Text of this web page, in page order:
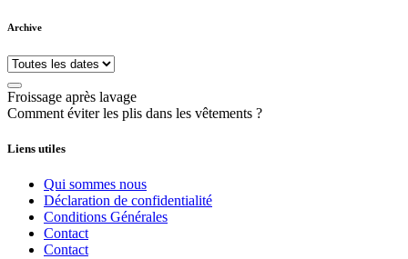
Archive
Froissage après lavage
Comment éviter les plis dans les vêtements ?
Liens utiles
Qui sommes nous
Déclaration de confidentialité
Conditions Générales
Contact
Contact